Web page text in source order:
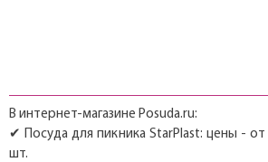
В интернет-магазине Posuda.ru:
✔ Посуда для пикника StarPlast: цены -
шт.